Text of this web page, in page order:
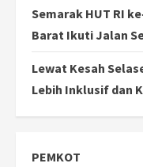
Semarak HUT RI
Barat Ikuti Jalan
Lewat Kesah
Lebih Inklusif dan
PEMKOT